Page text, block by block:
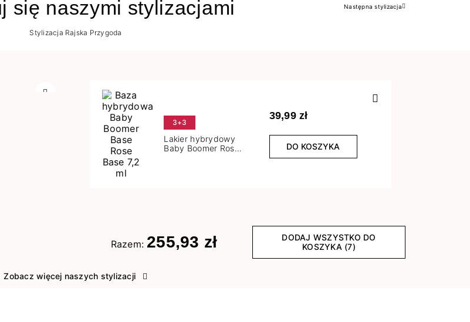
się naszymi stylizacjami Następny
Następna stylizacja
Stylizacja Rajska Przygoda
3+3
Lakier hybrydowy
Baby Boomer Rose
39,99 zł
DO KOSZYKA
Razem: 255,93 zł
DODAJ WSZYSTKO DO
KOSZYKA (7)
Zobacz więcej naszych stylizacji